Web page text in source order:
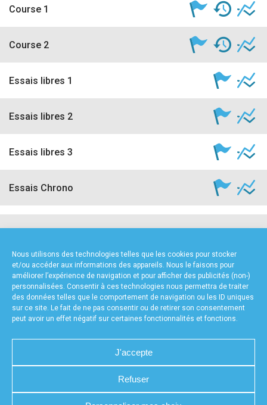
Nous utilisons des technologies telles que les cookies pour stocker
et/ou accéder aux informations des appareils. Nous le faisons pour
améliorer l’expérience de navigation et pour afficher des publicités (non-)
personnalisées. Consentir à ces technologies nous permettra de traiter
des données telles que le comportement de navigation ou les ID uniques
sur ce site. Le fait de ne pas consentir ou de retirer son consentement
peut avoir un effet négatif sur certaines fonctionnalités et fonctions.
J'accepte
Refuser
Course 1
Course 2
Essais libres 1
Essais libres 2
Essais libres 3
Essais Chrono